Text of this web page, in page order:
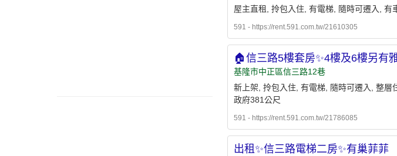
屋主直租, 拎包入住, 有電梯, 隨時可遷入,
591 - https://rent.591.com.tw/21610305
🏠信三路5樓套房✨4樓及6樓另有
基隆市中正區信三路12巷
新上架, 拎包入住, 有電梯, 隨時可遷入, 整層
政府381公尺
591 - https://rent.591.com.tw/21786085
出租✨信三路電梯二房✨有巢菲菲